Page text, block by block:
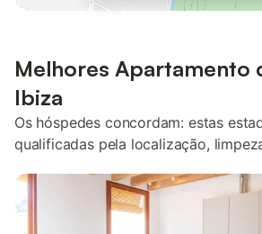
Melhores Apartamento
Ibiza
Os hóspedes concordam: estas
qualificadas pela localização,